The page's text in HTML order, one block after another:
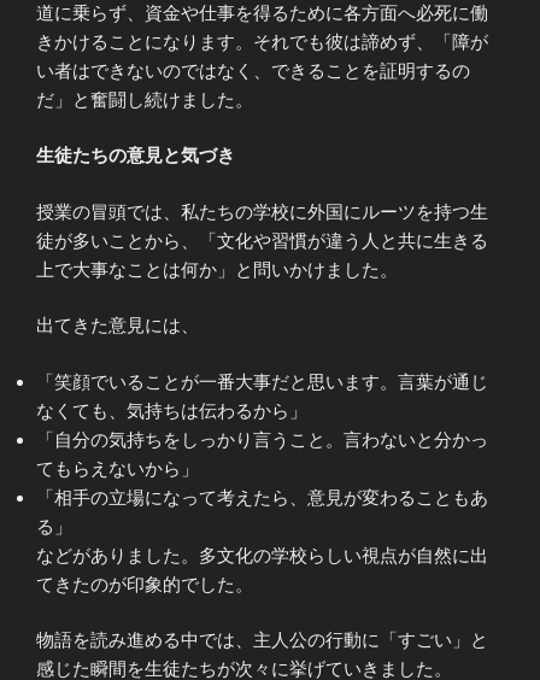
道に乗らず、資金や仕事を得るために各方面へ必死に働
きかけることになります。それでも彼は諦めず、「障が
い者はできないのではなく、できることを証明するの
だ」と奮闘し続けました。
生徒たちの意見と気づき
授業の冒頭では、私たちの学校に外国にルーツを持つ生
徒が多いことから、「文化や習慣が違う人と共に生きる
上で大事なことは何か」と問いかけました。
出てきた意見には、
「笑顔でいることが一番大事だと思います。言葉が通じ
なくても、気持ちは伝わるから」
「自分の気持ちをしっかり言うこと。言わないと分かっ
てもらえないから」
「相手の立場になって考えたら、意見が変わることもあ
る」
などがありました。多文化の学校らしい視点が自然に出
てきたのが印象的でした。
物語を読み進める中では、主人公の行動に「すごい」と
感じた瞬間を生徒たちが次々に挙げていきました。